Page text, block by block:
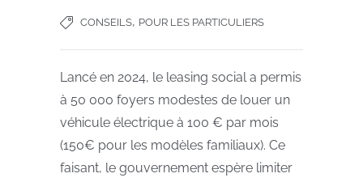
CONSEILS, POUR LES PARTICULIERS
Lancé en 2024, le leasing social a permis
à 50 000 foyers modestes de louer un
véhicule électrique à 100 € par mois
(150€ pour les modèles familiaux). Ce
faisant, le gouvernement espère limiter